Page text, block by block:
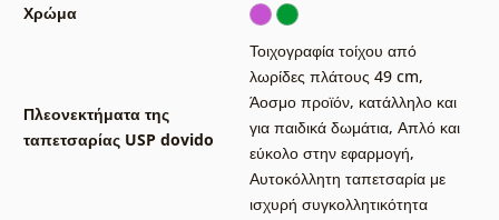
Χρώμα
Πλεονεκτήματα της
ταπετσαρίας USP dovido
Τοιχογραφία τοίχου από
λωρίδες πλάτους 49 cm,
Άοσμο προϊόν, κατάλληλο και
για παιδικά δωμάτια, Απλό και
εύκολο στην εφαρμογή,
Αυτοκόλλητη ταπετσαρία με
ισχυρή συγκολλητικότητα